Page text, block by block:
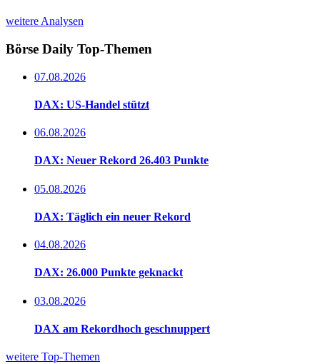
weitere Analysen
Börse Daily Top-Themen
07.08.2026
DAX: US-Handel stützt
06.08.2026
DAX: Neuer Rekord 26.403 Punkte
05.08.2026
DAX: Täglich ein neuer Rekord
04.08.2026
DAX: 26.000 Punkte geknackt
03.08.2026
DAX am Rekordhoch geschnuppert
weitere Top-Themen